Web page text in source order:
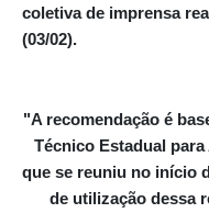
coletiva de imprensa
(03/02).
"A recomendação é
Técnico Estadual
que se reuniu no início
de utilização dessa